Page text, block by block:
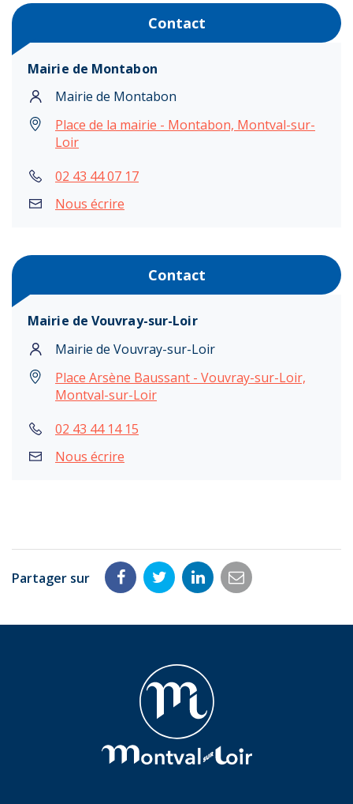
Contact
Mairie de Montabon
Mairie de Montabon
Place de la mairie - Montabon, Montval-sur-
Loir
02 43 44 07 17
Nous écrire
Contact
Mairie de Vouvray-sur-Loir
Mairie de Vouvray-sur-Loir
Place Arsène Baussant - Vouvray-sur-Loir,
Montval-sur-Loir
02 43 44 14 15
Nous écrire
Partager sur
Partager
Facebook
Partager
Twitter
Partager
LinkedIn
Partager
email